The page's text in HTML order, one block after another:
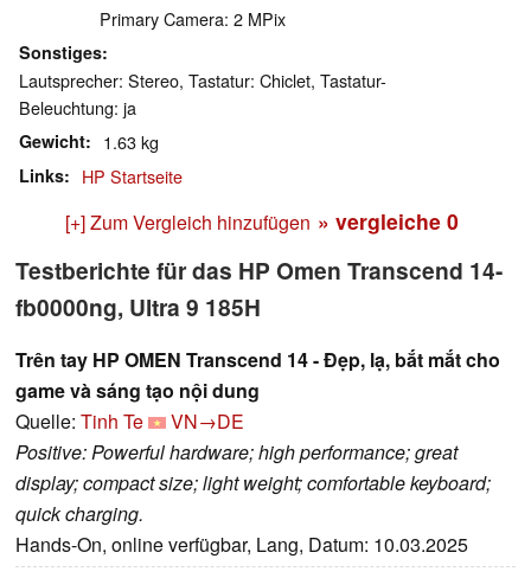
Primary Camera: 2 MPix
Sonstiges
Lautsprecher: Stereo, Tastatur: Chiclet, Tastatur-
Beleuchtung: ja
Gewicht 1.63 kg
Links HP Startseite
[+] Zum Vergleich hinzufügen » vergleiche 0
Testberichte für das HP Omen Transcend 14-
fb0000ng, Ultra 9 185H
Trên tay HP OMEN Transcend 14 - Đẹp, lạ, bắt mắt cho
game và sáng tạo nội dung
Quelle: Tinh Te
VN→DE
Positive: Powerful hardware; high performance; great
display; compact size; light weight; comfortable keyboard;
quick charging.
Hands-On, online verfügbar, Lang, Datum: 10.03.2025